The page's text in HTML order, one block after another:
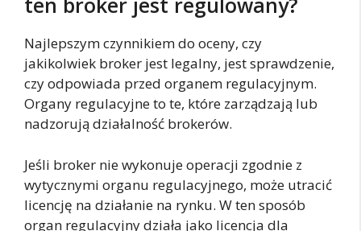
Najlepszym czynnikiem do oceny, czy
jakikolwiek broker jest legalny, jest sprawdzenie,
czy odpowiada przed organem regulacyjnym.
Organy regulacyjne to te, które zarządzają lub
nadzorują działalność brokerów.
Jeśli broker nie wykonuje operacji zgodnie z
wytycznymi organu regulacyjnego, może utracić
licencję na działanie na rynku. W ten sposób
organ regulacyjny działa jako licencja dla